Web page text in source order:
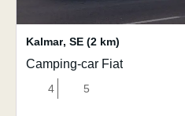
Kalmar, SE (2 km)
Camping-car Fiat
4 5